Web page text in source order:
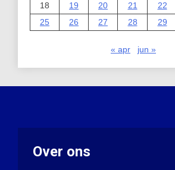
18
19 20 21 22
25
26 27 28 29
« apr jun »
Over ons